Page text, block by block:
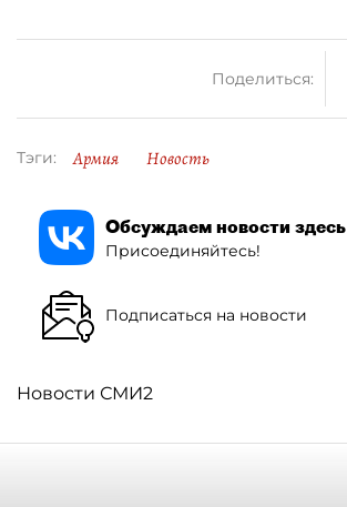
Поделиться:
Тэги: Армия Новость
Обсуждаем новости здесь
Присоединяйтесь!
Подписаться на новости
Новости СМИ2